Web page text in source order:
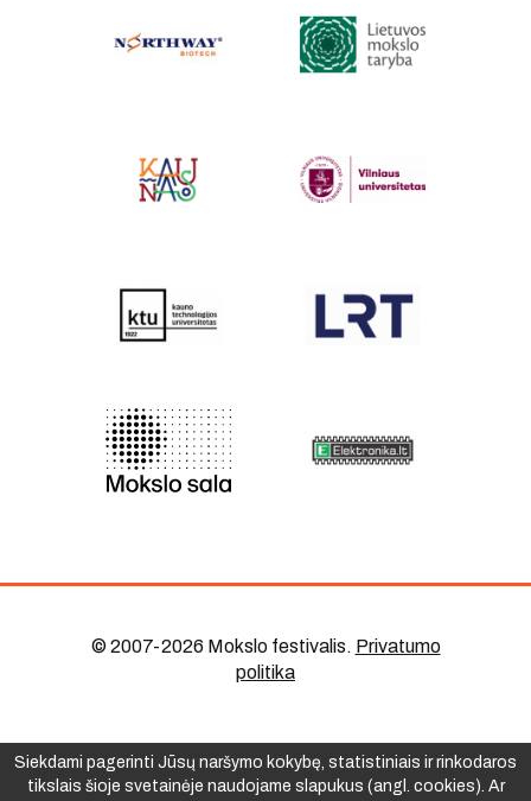
© 2007-2026 Mokslo festivalis. Privatumo
politika
Siekdami pagerinti Jūsų naršymo kokybę, statistiniais ir rinkodaros
tikslais šioje svetainėje naudojame slapukus (angl. cookies). Ar